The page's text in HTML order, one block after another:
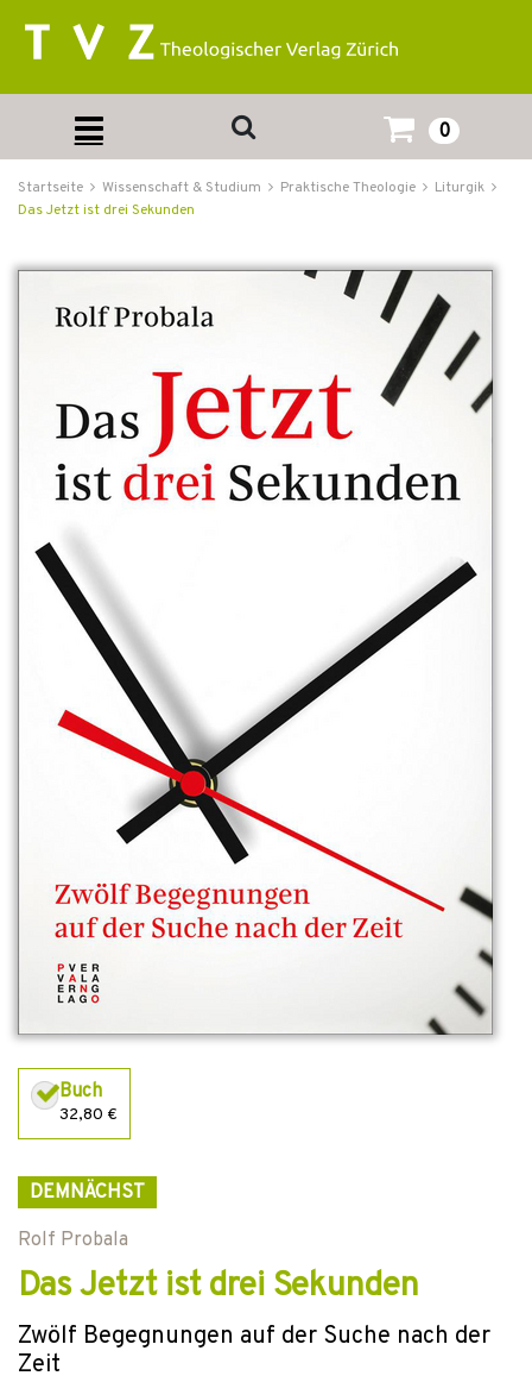
0
Startseite Wissenschaft & Studium Praktische Theologie
Liturgik
Das Jetzt ist drei Sekunden
Buch
32,80 €
DEMNÄCHST
Rolf Probala
Das Jetzt ist drei Sekunden
Zwölf Begegnungen auf der Suche nach der
Zeit